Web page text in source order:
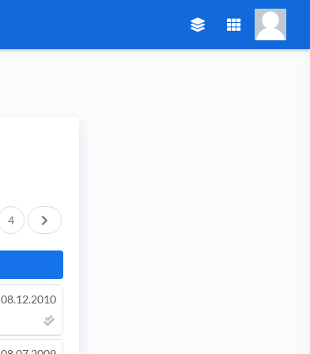
4 След.
08.12.2010